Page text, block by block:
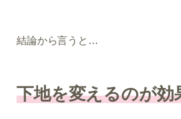
結論から言うと…
下地を変えるのが効